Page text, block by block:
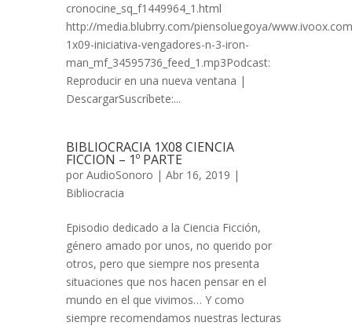
cronocine_sq_f1449964_1.html
http://media.blubrry.com/piensoluegoya/
1x09-iniciativa-vengadores-n-3-iron-
man_mf_34595736_feed_1.mp3Podcast:
Reproducir en una nueva ventana |
DescargarSuscríbete:...
BIBLIOCRACIA 1X08 CIENCIA
FICCION – 1º PARTE
por AudioSonoro | Abr 16, 2019 |
Bibliocracia
Episodio dedicado a la Ciencia Ficción,
género amado por unos, no querido por
otros, pero que siempre nos presenta
situaciones que nos hacen pensar en el
mundo en el que vivimos… Y como
siempre recomendamos nuestras lecturas